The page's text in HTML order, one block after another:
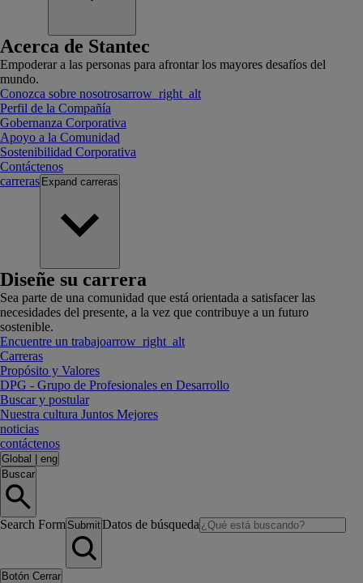
Acerca de Stantec
Empoderar a las personas para afrontar los mayores desafíos del
mundo.
Conozca sobre nosotrosarrow_right_alt
Perfil de la Compañía
Gobernanza Corporativa
Apoyo a la Comunidad
Sostenibilidad Corporativa
Contáctenos
carreras Expand carreras
Diseñe su carrera
Sea parte de una comunidad que está orientada a satisfacer las
necesidades del presente, a la vez que contribuye a un futuro
sostenible.
Encuentre un trabajoarrow_right_alt
Carreras
Propósito y Valores
DPG - Grupo de Profesionales en Desarrollo
Buscar y postular
Nuestra cultura Juntos Mejores
noticias
contáctenos
Global
eng
Buscar
Search Form SubmitDatos de búsqueda
Botón Cerrar